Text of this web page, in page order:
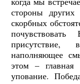
стороны
скорбных
наполняющее
этом –
упование.